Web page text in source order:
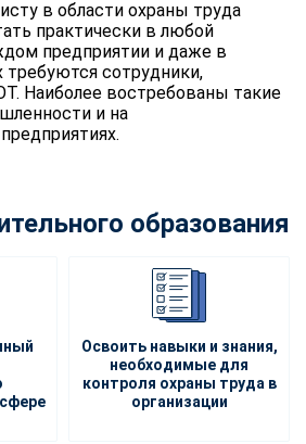
в области охраны труда
практически в любой
предприятии и даже в
сотрудники,
Наиболее востребованы такие
и на
образования
Освоить навыки и знания,
необходимые для
контроля охраны труда в
организации